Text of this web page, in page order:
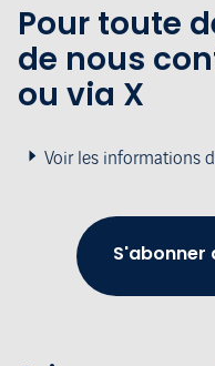
Pour toute
de nous
ou via X
Voir les informations
S'abonner